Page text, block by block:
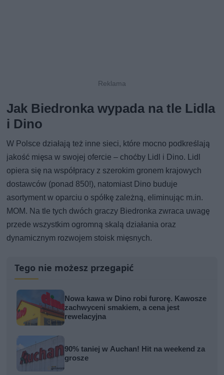
Jak Biedronka wypada na tle Lidla
i Dino
W Polsce działają też inne sieci, które mocno podkreślają
jakość mięsa w swojej ofercie – choćby Lidl i Dino. Lidl
opiera się na współpracy z szerokim gronem krajowych
dostawców (ponad 850!), natomiast Dino buduje
asortyment w oparciu o spółkę zależną, eliminując m.in.
MOM. Na tle tych dwóch graczy Biedronka zwraca uwagę
przede wszystkim ogromną skalą działania oraz
dynamicznym rozwojem stoisk mięsnych.
Tego nie możesz przegapić
Nowa kawa w Dino robi furorę. Kawosze
zachwyceni smakiem, a cena jest
rewelacyjna
90% taniej w Auchan! Hit na weekend za
grosze